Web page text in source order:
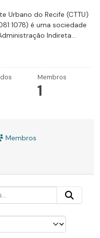
Urbano do Recife (CTTU)
1078) é uma sociedade
Indireta...
Membros
1
Membros